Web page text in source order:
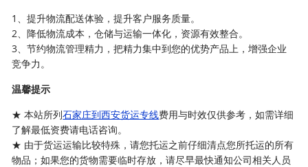
1、提升物流配送体验，提升客户服务质量。
2、降低物流成本，仓储与运输一体化，资源有效整合。
3、节约物流管理精力，把精力集中到您的优势产品上，增强企业
竞争力。
温馨提示
★ 本站所列石家庄到西安货运专线费用与时效仅供参考，如需详细
了解最低资费请电话咨询。
★ 由于货运运输比较特殊，请您托运之前仔细清点您所托运的所有
物品；如果您的货物需要临时存放，请尽早最快通知公司相关人员